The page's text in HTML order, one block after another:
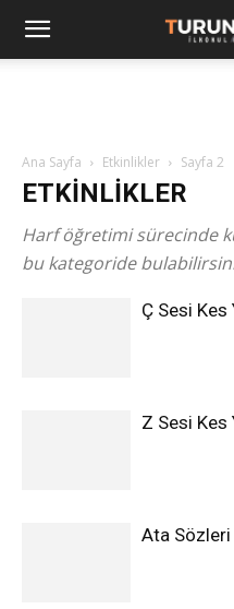
Ana Sayfa Etkinlikler Sayfa 2
ETKINLIKLER
Harf öğretimi sürecinde
bu kategoride
Ç Sesi Kes
Z Sesi Kes
Ata